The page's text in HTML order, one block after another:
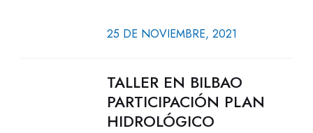
25 DE NOVIEMBRE, 2021
TALLER EN BILBAO
PARTICIPACIÓN PLAN
HIDROLÓGICO